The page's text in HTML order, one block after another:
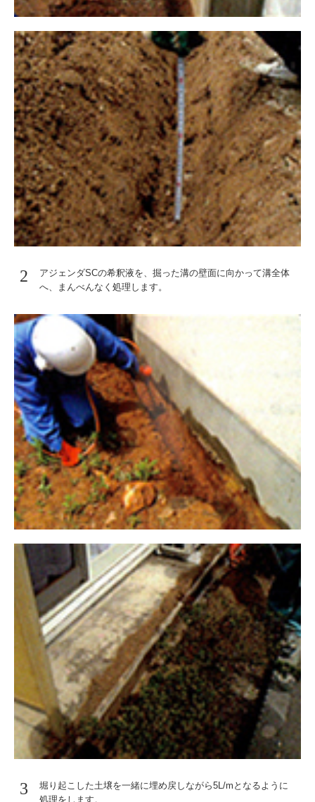
2
アジェンダSCの希釈液を、掘った溝の壁面に向かって溝全体
へ、まんべんなく処理します。
3
堀り起こした土壌を一緒に埋め戻しながら5L/mとなるように
処理をします。